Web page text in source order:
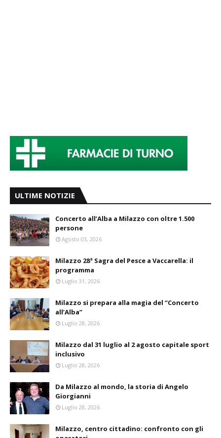
ULTIME NOTIZIE
Concerto all’Alba a Milazzo con oltre 1.500
persone
Agosto 03, 2026
Milazzo 28ª Sagra del Pesce a Vaccarella: il
programma
Luglio 31, 2026
Milazzo si prepara alla magia del “Concerto
all’Alba”
Luglio 28, 2026
Milazzo dal 31 luglio al 2 agosto capitale sport
inclusivo
Luglio 28, 2026
Da Milazzo al mondo, la storia di Angelo
Giorgianni
Luglio 28, 2026
Milazzo, centro cittadino: confronto con gli